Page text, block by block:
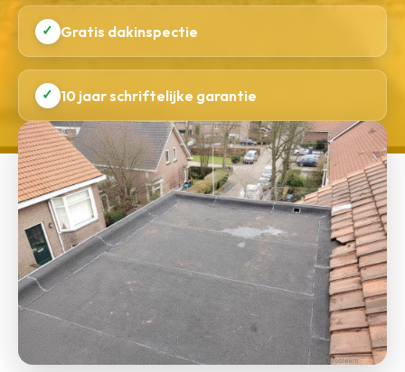
✓ Gratis dakinspectie
✓ 10 jaar schriftelijke garantie